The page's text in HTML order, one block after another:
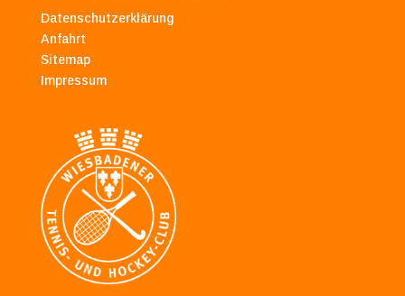
Datenschutzerklärung
Anfahrt
Sitemap
Impressum